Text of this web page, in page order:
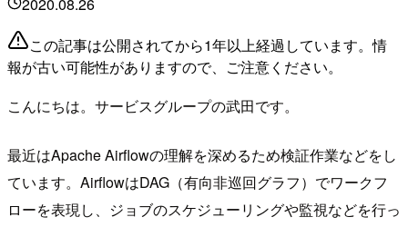
この記事は公開されてから1年以上経過しています。情
報が古い可能性がありますので、ご注意ください。
こんにちは。サービスグループの武田です。
最近はApache Airflowの理解を深めるため検証作業などをし
ています。AirflowはDAG（有向非巡回グラフ）でワークフ
ローを表現し、ジョブのスケジューリングや監視などを行っ